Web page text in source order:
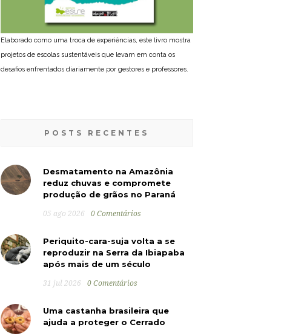
Elaborado como uma troca de experiências, este livro mostra
projetos de escolas sustentáveis que levam em conta os
desafios enfrentados diariamente por gestores e professores.
POSTS RECENTES
Desmatamento na Amazônia
reduz chuvas e compromete
produção de grãos no Paraná
05 ago 2026 0 Comentários
Periquito-cara-suja volta a se
reproduzir na Serra da Ibiapaba
após mais de um século
31 jul 2026 0 Comentários
Uma castanha brasileira que
ajuda a proteger o Cerrado